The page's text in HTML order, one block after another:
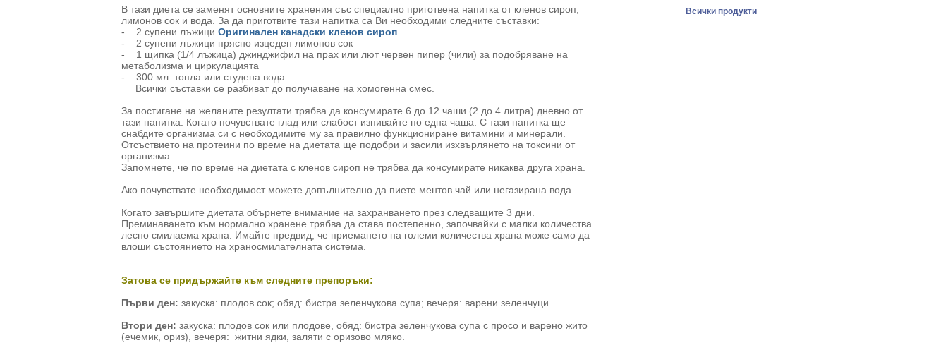
В тази диета се заменят основните хранения със специално приготвена напитка от кленов сироп,
лимонов сок и вода. За да приготвите тази напитка са Ви необходими следните съставки:
- 2 супени лъжици Оригинален канадски кленов сироп
- 2 супени лъжици прясно изцеден лимонов сок
- 1 щипка (1/4 лъжица) джинджифил на прах или лют червен пипер (чили) за подобряване на
метаболизма и циркулацията
- 300 мл. топла или студена вода
Всички съставки се разбиват до получаване на хомогенна смес.
За постигане на желаните резултати трябва да консумирате 6 до 12 чаши (2 до 4 литра) дневно от
тази напитка. Когато почувствате глад или слабост изпивайте по една чаша. С тази напитка ще
снабдите организма си с необходимите му за правилно функциониране витамини и минерали.
Отсъствието на протеини по време на диетата ще подобри и засили изхвърлянето на токсини от
организма.
Запомнете, че по време на диетата с кленов сироп не трябва да консумирате никаква друга храна.
Ако почувствате необходимост можете допълнително да пиете ментов чай или негазирана вода.
Когато завършите диетата обърнете внимание на захранването през следващите 3 дни.
Преминаването към нормално хранене трябва да става постепенно, започвайки с малки количества
лесно смилаема храна. Имайте предвид, че приемането на големи количества храна може само да
влоши състоянието на храносмилателната система.
Затова се придържайте към следните препоръки:
Първи ден: закуска: плодов сок; обяд: бистра зеленчукова супа; вечеря: варени зеленчуци.
Втори ден: закуска: плодов сок или плодове, обяд: бистра зеленчукова супа с просо и варено жито
(ечемик, ориз), вечеря: житни ядки, заляти с оризово мляко.
Всички продукти